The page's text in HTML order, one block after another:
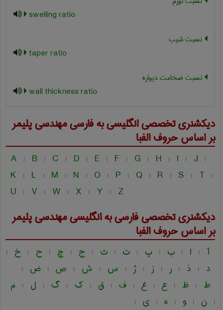
swelling ratio
نسبت شیب
taper ratio
نسبت ضخامت دیواره
wall thickness ratio
دیکشنری تخصصی انگلیسی به فارسیمهندسی پليمر
بر اساس حروف الفبا
A | B | C | D | E | F | G | H | I | J |
K | L | M | N | O | P | Q | R | S | T |
U | V | W | X | Y | Z
دیکشنری تخصصی فارسی به انگلیسیمهندسی پليمر
بر اساس حروف الفبا
آ | ا | ب | پ | ت | ث | ج | چ | ح | خ |
د | ذ | ر | ز | ژ | س | ش | ص | ض |
ط | ظ | ع | غ | ف | ق | ک | گ | ل | م
| ن | و | ه | ی |